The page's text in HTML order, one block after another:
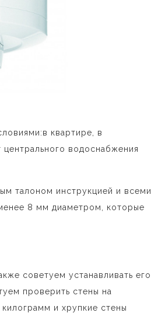
квартире, в
водоснабжения
талоном инструкцией и всеми
8 мм диаметром, которые
советуем устанавливать его
проверить стены на
и хрупкие стены